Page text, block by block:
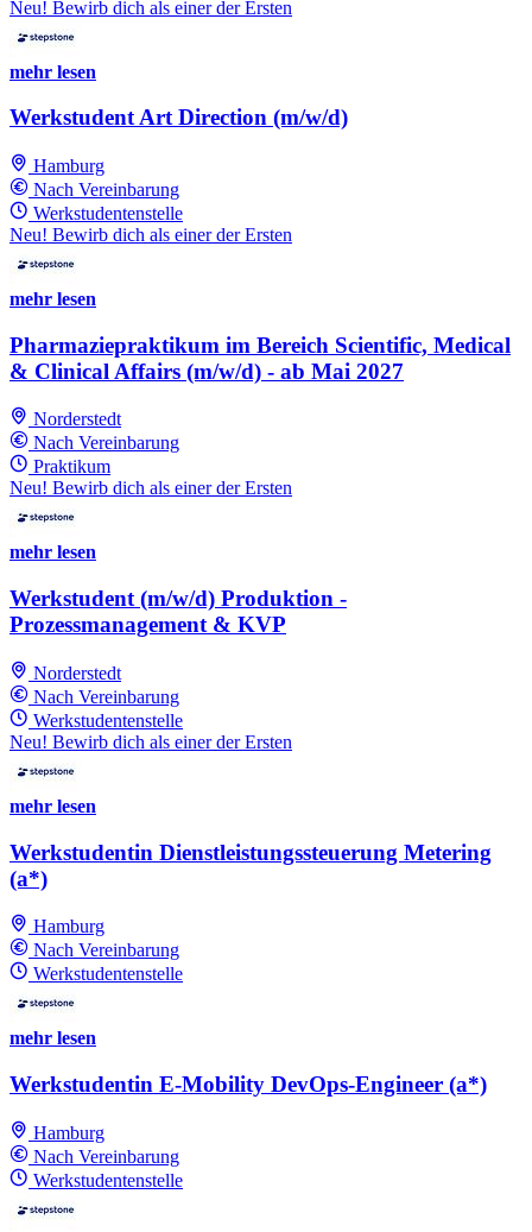
Neu! Bewirb dich als einer der Ersten
mehr lesen
Werkstudent Art Direction (m/w/d)
Hamburg
Nach Vereinbarung
Werkstudentenstelle
Neu! Bewirb dich als einer der Ersten
mehr lesen
Pharmaziepraktikum im Bereich Scientific, Medical
& Clinical Affairs (m/w/d) - ab Mai 2027
Norderstedt
Nach Vereinbarung
Praktikum
Neu! Bewirb dich als einer der Ersten
mehr lesen
Werkstudent (m/w/d) Produktion -
Prozessmanagement & KVP
Norderstedt
Nach Vereinbarung
Werkstudentenstelle
Neu! Bewirb dich als einer der Ersten
mehr lesen
Werkstudentin Dienstleistungssteuerung Metering
(a*)
Hamburg
Nach Vereinbarung
Werkstudentenstelle
mehr lesen
Werkstudentin E-Mobility DevOps-Engineer (a*)
Hamburg
Nach Vereinbarung
Werkstudentenstelle